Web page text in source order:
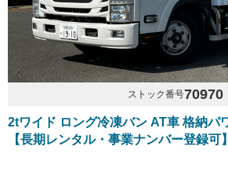
ストック番号70970
2tワイド ロング冷凍バン AT車 格納パ
【長期レンタル・事業ナンバー登録可】